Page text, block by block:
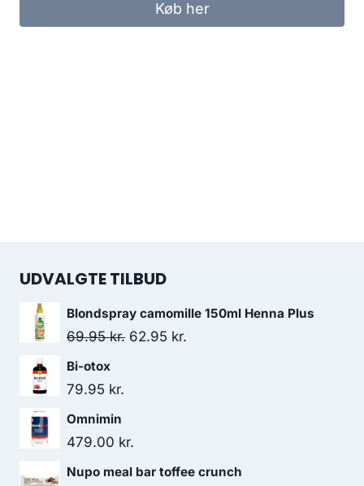
Køb her
UDVALGTE TILBUD
Blondspray camomille 150ml Henna Plus
69.95kr. Den
62.95 kr.
Bi-otox
79.95 kr.
Omnimin
479.00 kr.
Nupo meal bar toffee crunch